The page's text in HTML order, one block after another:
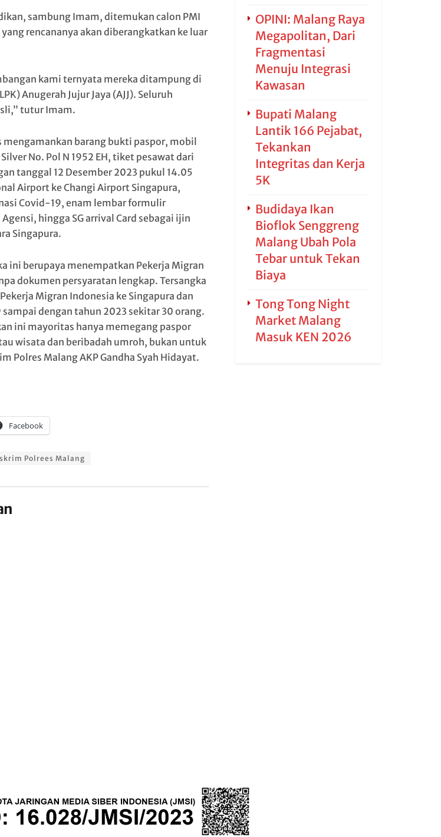
sambung Imam, ditemukan calon PMI
yang rencananya akan diberangkatkan ke luar
kami ternyata mereka ditampung di
Anugerah Jujur Jaya (AJJ). Seluruh
tutur Imam.
barang bukti paspor, mobil
No. Pol N 1952 EH, tiket pesawat dari
tanggal 12 Desember 2023 pukul 14.05
Airport ke Changi Airport Singapura,
Covid-19, enam lembar formulir
hingga SG arrival Card sebagai ijin
Singapura.
ini berupaya menempatkan Pekerja Migran
dokumen persyaratan lengkap. Tersangka
Migran Indonesia ke Singapura dan
dengan tahun 2023 sekitar 30 orang.
ini mayoritas hanya memegang paspor
wisata dan beribadah umroh, bukan untuk
Polres Malang AKP Gandha Syah Hidayat.
Facebook
Polrees Malang
OPINI: Malang Raya
Megapolitan, Dari
Fragmentasi
Menuju Integrasi
Kawasan
Bupati Malang
Lantik 166 Pejabat,
Tekankan
Integritas dan Kerja
5K
Budidaya Ikan
Bioflok Senggreng
Malang Ubah Pola
Tebar untuk Tekan
Biaya
Tong Tong Night
Market Malang
Masuk KEN 2026